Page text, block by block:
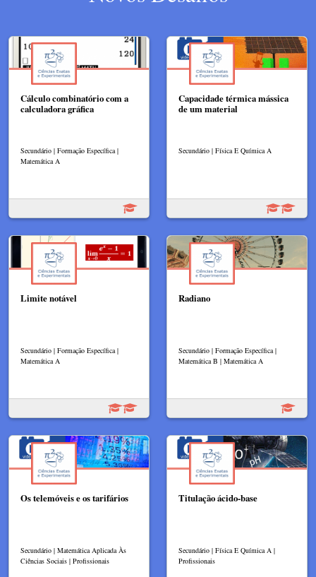
Cálculo combinatório com a
calculadora gráfica
Secundário | Formação Específica |
Matemática A
Capacidade térmica mássica
de um material
Secundário | Física E Química A
Limite notável
Secundário | Formação Específica |
Matemática A
Radiano
Secundário | Formação Específica |
Matemática B | Matemática A
Os telemóveis e os tarifários
Secundário | Matemática Aplicada Às
Ciências Sociais | Profissionais
Titulação ácido-base
Secundário | Física E Química A |
Profissionais